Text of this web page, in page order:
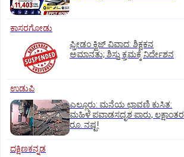
ಕಾಸರಗೋಡು
ಫ್ರೀಡಂ ಕ್ವಿಜ್‌ ವಿವಾದ: ಶಿಕ್ಷಕನ
ಅಮಾನತು; ಶಿಸ್ತು ಕ್ರಮಕ್ಕೆ ನಿರ್ದೇಶನ
ಉಡುಪಿ
ಎಲ್ಲೂರು: ಮನೆಯ ಛಾವಣಿ ಕುಸಿತ:
ಮಹಿಳೆ ಪವಾಡಸದೃಶ ಪಾರು, ಲಕ್ಷಾಂತರ
ರೂ. ನಷ್ಟ!
ದಕ್ಷಿಣಕನ್ನಡ